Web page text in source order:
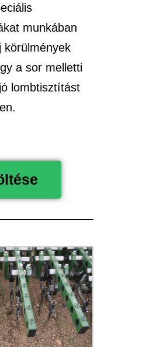
munkában
körülmények
a sor melletti
lombtisztítást